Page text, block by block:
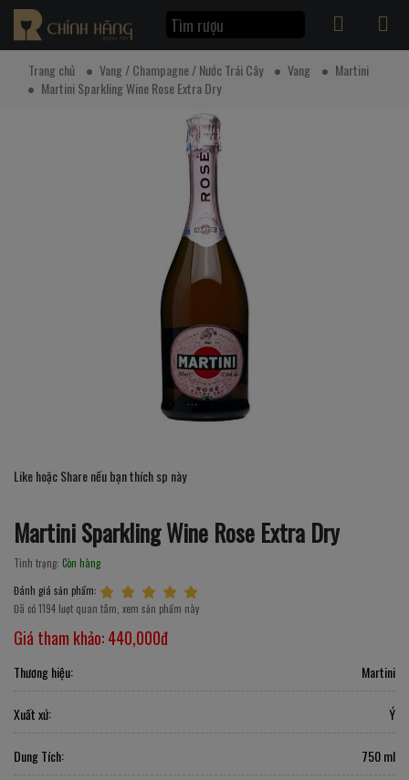
Trang chủ Vang / Champagne / Nước Trái Cây Vang
Martini
Martini Sparkling Wine Rose Extra Dry
Like hoặc Share nếu bạn thích sp này
Martini Sparkling Wine Rose Extra Dry
Tình trạng: Còn hàng
Đánh giá sản phẩm:
Đã có 1194 lượt quan tâm, xem sản phẩm này
Giá tham khảo:440,000đ
Thương hiệu: Martini
Xuất xứ: Ý
Dung Tích: 750 ml